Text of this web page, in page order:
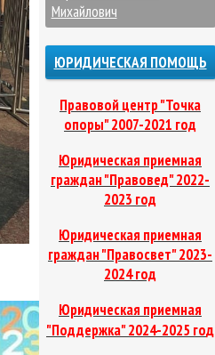
Михайлович
ЮРИДИЧЕСКАЯ ПОМОЩЬ
Правовой центр "Точка
опоры" 2007-2021 год
Юридическая приемная
граждан "Правовед"2022-
2023 год
Юридическая приемная
граждан "Правосвет"2023-
2024 год
Юридическая приемная
"Поддержка"2024-2025 год